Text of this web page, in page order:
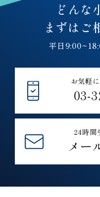
どんな
まずはご
平日
お気軽
03-
24時間
メー